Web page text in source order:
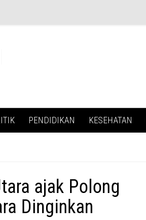
PENDIDIKAN KESEHATAN
ajak Polong
Dinginkan